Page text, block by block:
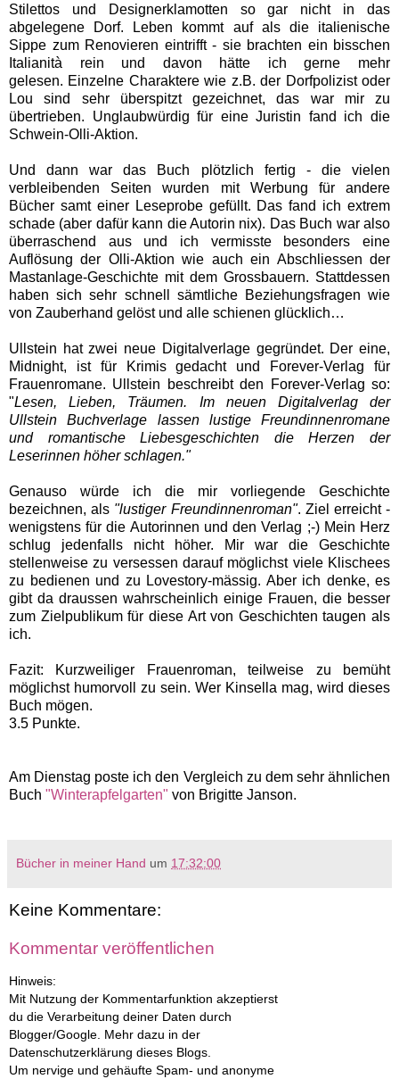
Stilettos und Designerklamotten so gar nicht in das
abgelegene Dorf. Leben kommt auf als die italienische
Sippe zum Renovieren eintrifft - sie brachten ein bisschen
Italianità rein und davon hätte ich gerne mehr
gelesen. Einzelne Charaktere wie z.B. der Dorfpolizist oder
Lou sind sehr überspitzt gezeichnet, das war mir zu
übertrieben. Unglaubwürdig für eine Juristin fand ich die
Schwein-Olli-Aktion.
Und dann war das Buch plötzlich fertig - die vielen
verbleibenden Seiten wurden mit Werbung für andere
Bücher samt einer Leseprobe gefüllt. Das fand ich extrem
schade (aber dafür kann die Autorin nix). Das Buch war also
überraschend aus und ich vermisste besonders eine
Auflösung der Olli-Aktion wie auch ein Abschliessen der
Mastanlage-Geschichte mit dem Grossbauern. Stattdessen
haben sich sehr schnell sämtliche Beziehungsfragen wie
von Zauberhand gelöst und alle schienen glücklich…
Ullstein hat zwei neue Digitalverlage gegründet. Der eine,
Midnight, ist für Krimis gedacht und Forever-Verlag für
Frauenromane. Ullstein beschreibt den Forever-Verlag so:
"Lesen, Lieben, Träumen. Im neuen Digitalverlag der
Ullstein Buchverlage lassen lustige Freundinnenromane
und romantische Liebesgeschichten die Herzen der
Leserinnen höher schlagen."
Genauso würde ich die mir vorliegende Geschichte
bezeichnen, als "lustiger Freundinnenroman". Ziel erreicht -
wenigstens für die Autorinnen und den Verlag ;-) Mein Herz
schlug jedenfalls nicht höher. Mir war die Geschichte
stellenweise zu versessen darauf möglichst viele Klischees
zu bedienen und zu Lovestory-mässig. Aber ich denke, es
gibt da draussen wahrscheinlich einige Frauen, die besser
zum Zielpublikum für diese Art von Geschichten taugen als
ich.
Fazit: Kurzweiliger Frauenroman, teilweise zu bemüht
möglichst humorvoll zu sein. Wer Kinsella mag, wird dieses
Buch mögen.
3.5 Punkte.
Am Dienstag poste ich den Vergleich zu dem sehr ähnlichen
Buch "Winterapfelgarten" von Brigitte Janson.
Bücher in meiner Hand um 17:32:00
Keine Kommentare:
Kommentar veröffentlichen
Hinweis:
Mit Nutzung der Kommentarfunktion akzeptierst
du die Verarbeitung deiner Daten durch
Blogger/Google. Mehr dazu in der
Datenschutzerklärung dieses Blogs.
Um nervige und gehäufte Spam- und anonyme